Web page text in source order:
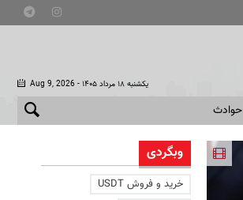
Aug 9, 2026 - یکشنبه ۱۸ مرداد ۱۴۰۵
حوادث
وبگردی
خرید و فروش USDT